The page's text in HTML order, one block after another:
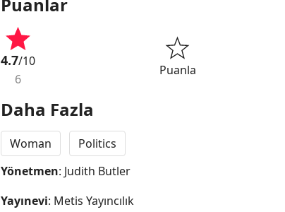
4.7/10
6
Puanla
Daha Fazla
Woman
Politics
Yönetmen: Judith Butler
Yayınevi: Metis Yayıncılık